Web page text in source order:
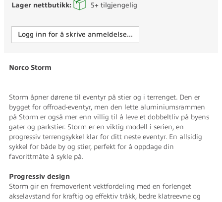
Logg inn for å skrive anmeldelse...
Lager nettbutikk: 5+ tilgjengelig
Norco Storm
Storm åpner dørene til eventyr på stier og i terrenget. Den er
bygget for offroad-eventyr, men den lette aluminiumsrammen
på Storm er også mer enn villig til å leve et dobbeltliv på byens
gater og parkstier. Storm er en viktig modell i serien, en
progressiv terrengsykkel klar for ditt neste eventyr. En allsidig
sykkel for både by og stier, perfekt for å oppdage din
favorittmåte å sykle på.
Progressiv design
Storm gir en fremoverlent vektfordeling med en forlenget
akselavstand for kraftig og effektiv tråkk, bedre klatreevne og